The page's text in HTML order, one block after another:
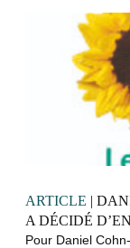
ARTICLE |
A DÉCIDÉ
Pour Daniel